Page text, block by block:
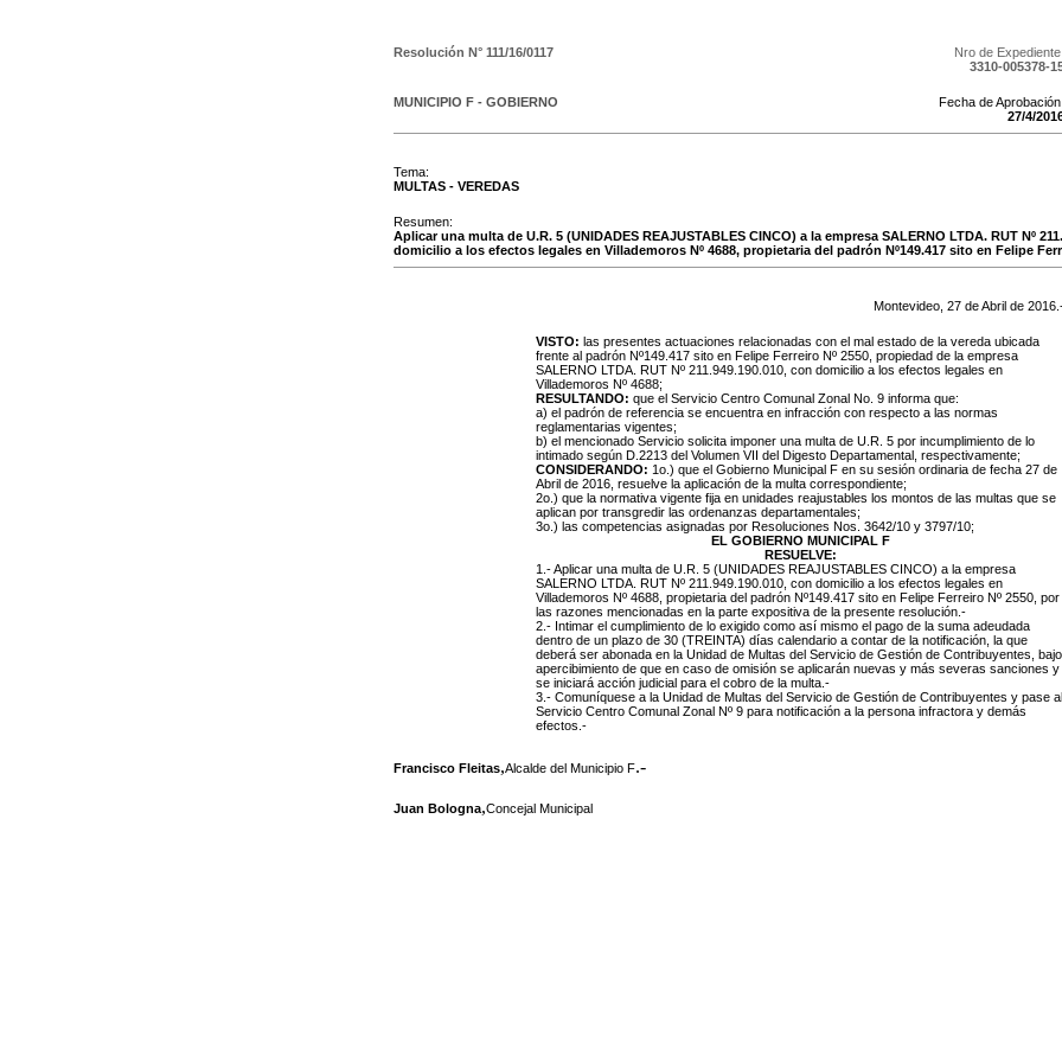
Resolución N° 111/16/0117
Nro de
3310-005378-
MUNICIPIO F - GOBIERNO
Fecha de
27/4/
Tema:
MULTAS - VEREDAS
Resumen:
Aplicar una multa de U.R. 5 (UNIDADES REAJUSTABLES CINCO) a la empresa SALERNO LTDA. RUT Nº
domicilio a los efectos legales en Villademoros Nº 4688, propietaria del padrón Nº149.417 sito en Felipe
Montevideo, 27 deAbril de 2016
VISTO: las presentes actuaciones relacionadas con el mal estado de la vereda ubicada
frente al padrón Nº149.417 sito en Felipe Ferreiro Nº 2550, propiedad de la empresa
SALERNO LTDA. RUT Nº 211.949.190.010, con domicilio a los efectos legales en
Villademoros Nº 4688;
RESULTANDO: que el Servicio Centro Comunal Zonal No. 9 informa que:
a) el padrón de referencia se encuentra en infracción con respecto a las normas
reglamentarias vigentes;
b) el mencionado Servicio solicita imponer una multa de U.R. 5 por incumplimiento de lo
intimado según D.2213 del Volumen VII del Digesto Departamental, respectivamente;
CONSIDERANDO: 1o.) que el Gobierno Municipal F en su sesión ordinaria de fecha 27 de
Abril de 2016, resuelve la aplicación de la multa correspondiente;
2o.) que la normativa vigente fija en unidades reajustables los montos de las multas que se
aplican por transgredir las ordenanzas departamentales;
3o.) las competencias asignadas por Resoluciones Nos. 3642/10 y 3797/10;
EL GOBIERNO MUNICIPAL F
RESUELVE:
1.- Aplicar una multa de U.R. 5 (UNIDADES REAJUSTABLES CINCO) a la empresa
SALERNO LTDA. RUT Nº 211.949.190.010, con domicilio a los efectos legales en
Villademoros Nº 4688, propietaria del padrón Nº149.417 sito en Felipe Ferreiro Nº 2550, por
las razones mencionadas en la parte expositiva de la presente resolución.-
2.- Intimar el cumplimiento de lo exigido como así mismo el pago de la suma adeudada
dentro de un plazo de 30 (TREINTA) días calendario a contar de la notificación, la que
deberá ser abonada en la Unidad de Multas del Servicio de Gestión de Contribuyentes, bajo
apercibimiento de que en caso de omisión se aplicarán nuevas y más severas sanciones y
se iniciará acción judicial para el cobro de la multa.-
3.- Comuníquese a la Unidad de Multas del Servicio de Gestión de Contribuyentes y pase al
Servicio Centro Comunal Zonal Nº 9 para notificación a la persona infractora y demás
efectos.-
Francisco Fleitas,Alcalde del Municipio F.-
Juan Bologna,Concejal Municipal